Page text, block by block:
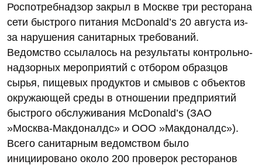
Роспотребнадзор закрыл в Москве три ресторана
сети быстрого питания McDonald’s 20 августа из-
за нарушения санитарных требований.
Ведомство ссылалось на результаты контрольно-
надзорных мероприятий с отбором образцов
сырья, пищевых продуктов и смывов с объектов
окружающей среды в отношении предприятий
быстрого обслуживания McDonald’s (ЗАО
»Москва-Макдоналдс» и ООО »Макдоналдс»).
Всего санитарным ведомством было
инициировано около 200 проверок ресторанов